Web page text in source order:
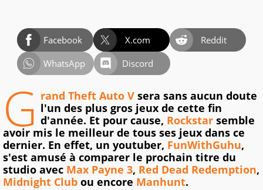
Facebook X.com
Reddit
WhatsApp
Discord
G rand Theft Auto V sera sans aucun doute
l'un des plus gros jeux de cette fin
d'année. Et pour cause, Rockstar semble
avoir mis le meilleur de tous ses jeux dans ce
dernier. En effet, un youtuber, FunWithGuhu,
s'est amusé à comparer le prochain titre du
studio avec Max Payne 3, Red Dead Redemption,
Midnight Club ou encore Manhunt.